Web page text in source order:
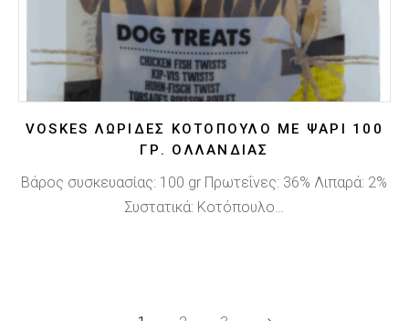
VOSKES ΛΩΡΊΔΕΣ ΚΟΤΌΠΟΥΛΟ ΜΕ ΨΆΡΙ 100
ΓΡ. ΟΛΛΑΝΔΊΑΣ
Βάρος συσκευασίας: 100 gr Πρωτεΐνες: 36% Λιπαρά: 2%
Συστατικά: Κοτόπουλο…